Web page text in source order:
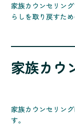
家族カウンセリン
らしを取り戻すた
家族カウ
家族カウンセリン
す。